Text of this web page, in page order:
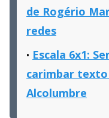
de Rogério
redes
Escala 6x1:
carimbar texto
Alcolumbre